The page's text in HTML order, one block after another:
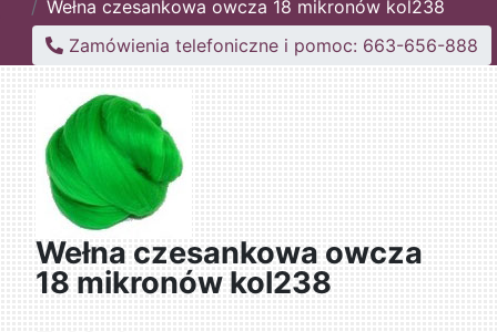
Wełna czesankowa owcza 18 mikronów kol238
Zamówienia telefoniczne i pomoc: 663-656-888
Wełna czesankowa owcza
18 mikronów kol238